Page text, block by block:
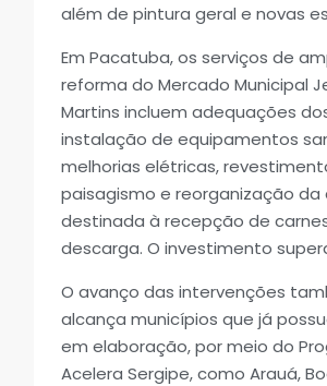
além de pintura geral e novas
Em Pacatuba, os serviços de
reforma do Mercado Municipal
Martins incluem adequações
instalação de equipamentos
melhorias elétricas,
paisagismo e reorganização da
destinada à recepção de
descarga. O investimento
O avanço das intervenções
alcança municípios que já
em elaboração, por meio do
Acelera Sergipe, como Arauá,